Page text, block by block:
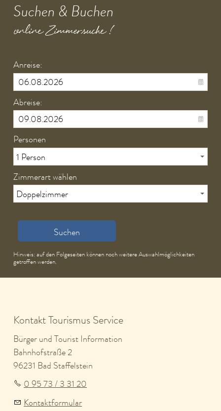
Suchen & Buchen
online Zimmersuche !
Anreise:
Abreise:
Personen
Zimmerart wählen
Suchen
Hinweis: auf den Folgeseiten können noch weitere Auswahlmöglichkeiten
getroffen werden.
Kontakt Tourismus Service
Bürger und Tourist Information
Bahnhofstraße 2
96231 Bad Staffelstein
0 95 73 / 3 31 20
Kontaktformular